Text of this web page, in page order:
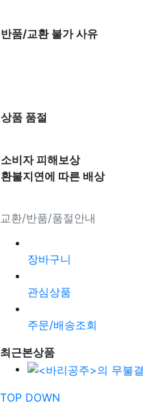
교환/반품/품절안내
반품/교환 불가 사유
상품 품절
소비자 피해보상
환불지연에 따른 배상
장바구니
관심상품
주문/배송조회
최근본상품
TOP DOWN